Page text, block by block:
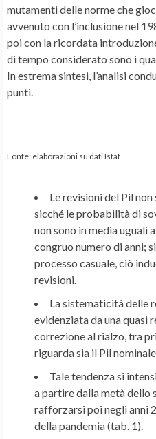
mutamenti delle norme che
avvenuto con l’inclusione nel
poi con la ricordata
di tempo considerato sono i
In estrema sintesi, l’analisi
punti.
Fonte: elaborazioni su dati Istat
Le revisioni del Pil non
sicché le probabilità di
non sono in media uguali
congruo numero di anni;
processo casuale, ciò
revisioni.
La sistematicità delle
evidenziata da una quasi
correzione al rialzo, tra
riguarda sia il Pil
Tale tendenza si
a partire dalla metà dello
rafforzarsi poi negli anni
della pandemia (tab. 1).